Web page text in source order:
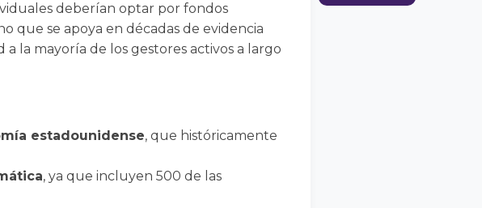
deberían optar por fondos
que se apoya en décadas de evidencia
la mayoría de los gestores activos a largo
estadounidense, que históricamente
, ya que incluyen 500 de las